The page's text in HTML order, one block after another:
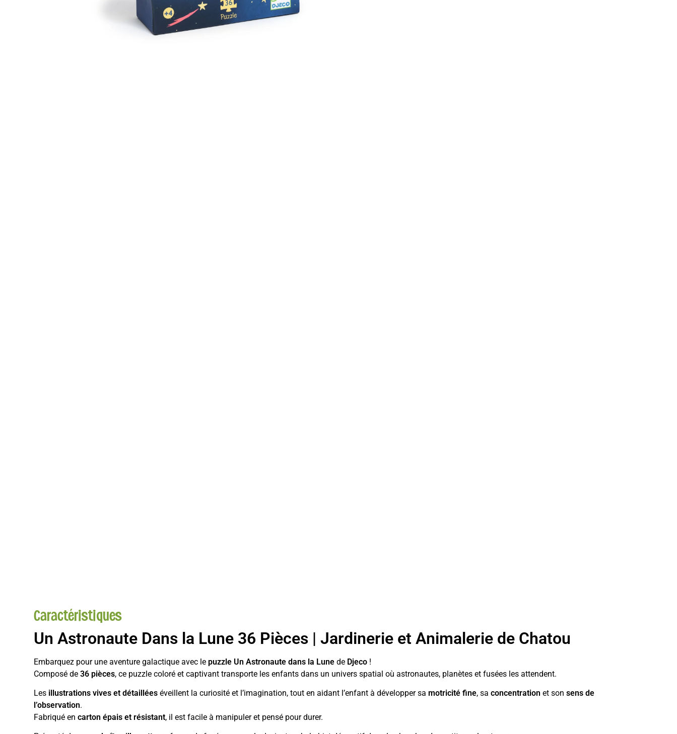
Caractéristiques
Un Astronaute Dans la Lune 36 Pièces | Jardinerie et Animalerie de Chatou
Embarquez pour une aventure galactique avec le puzzle Un Astronaute dans la Lune de Djeco !
Composé de36 pièces, ce puzzle coloré et captivant transporte les enfants dans un univers spatial où astronautes, planètes et fusées les attendent.
Les illustrations vives et détaillées éveillent la curiosité et l’imagination, tout en aidant l’enfant à développer sa motricité fine, saconcentration et sonsens de
l’observation.
Fabriqué encarton épais et résistant, il est facile à manipuler et pensé pour durer.